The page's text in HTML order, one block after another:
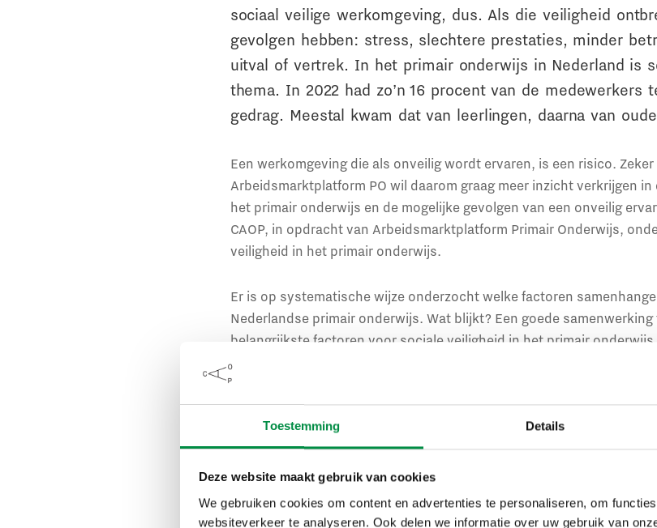
Toestemming Details
Deze website maakt gebruik van cookies
We gebruiken cookies om content en advertenties te personaliseren, om
websiteverkeer te analyseren. Ook delen we informatie over uw gebruik van
sociaal veilige werkomgeving, dus. Als die veiligheid
gevolgen hebben: stress, slechtere prestaties, minder
uitval of vertrek. In het primair onderwijs in Nederland is
thema. In 2022 had zo’n 16 procent van de medewerkers
gedrag. Meestal kwam dat van leerlingen, daarna van
Een werkomgeving die als onveilig wordt ervaren, is een risico.
Arbeidsmarktplatform PO wil daarom graag meer inzicht verkrijgen
het primair onderwijs en de mogelijke gevolgen van een onveilig
CAOP, in opdracht van Arbeidsmarktplatform Primair Onderwijs,
veiligheid in het primair onderwijs.
Er is op systematische wijze onderzocht welke factoren
Nederlandse primair onderwijs. Wat blijkt? Een goede samenwerking
belangrijkste factoren voor sociale veiligheid in het primair onderwijs.
Goede samenwerking met
belangrijkste voorspeller
van medewerkers in het Nederlandse PO. Dat suggereert dat het
samenwerking. Leidinggevenden, het organisatiebeleid en het